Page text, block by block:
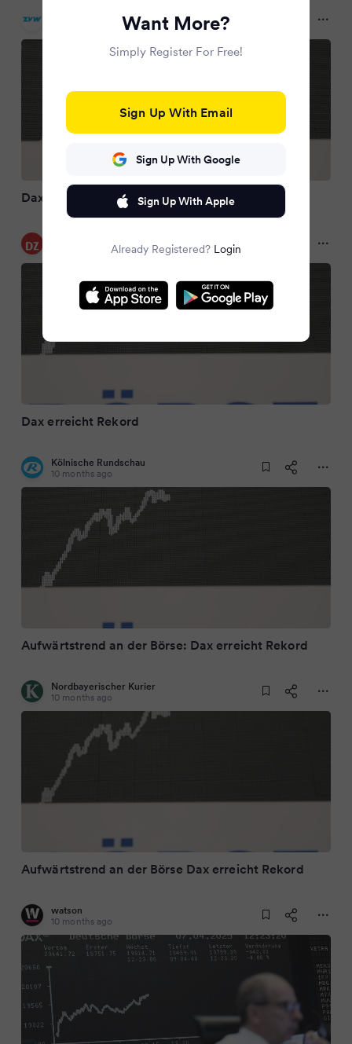
Zeitungsverlag Waiblingen
Dax erreicht Rekord-Hoch
10 months ago
Dax erreicht Rekord
Kölnische Rundschau
10 months ago
Aufwärtstrend an der Börse: Dax erreicht Rekord
Nordbayerischer Kurier
10 months ago
Aufwärtstrend an der Börse Dax erreicht Rekord
watson
10 months ago
Want More?
Simply Register For Free!
Sign Up With Email
Sign Up With Google
Sign Up With Apple
Already Registered? Login